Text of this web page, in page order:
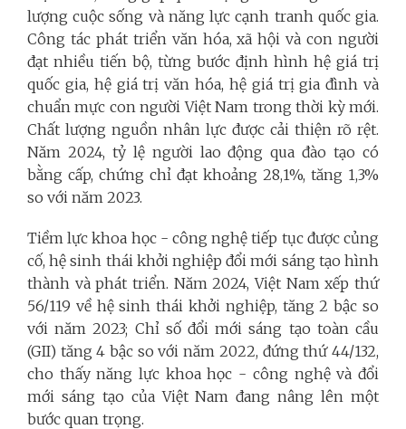
lượng cuộc sống và năng lực cạnh tranh quốc gia.
Công tác phát triển văn hóa, xã hội và con người
đạt nhiều tiến bộ, từng bước định hình hệ giá trị
quốc gia, hệ giá trị văn hóa, hệ giá trị gia đình và
chuẩn mực con người Việt Nam trong thời kỳ mới.
Chất lượng nguồn nhân lực được cải thiện rõ rệt.
Năm 2024, tỷ lệ người lao động qua đào tạo có
bằng cấp, chứng chỉ đạt khoảng 28,1%, tăng 1,3%
so với năm 2023.
Tiềm lực khoa học - công nghệ tiếp tục được củng
cố, hệ sinh thái khởi nghiệp đổi mới sáng tạo hình
thành và phát triển. Năm 2024, Việt Nam xếp thứ
56/119 về hệ sinh thái khởi nghiệp, tăng 2 bậc so
với năm 2023; Chỉ số đổi mới sáng tạo toàn cầu
(GII) tăng 4 bậc so với năm 2022, đứng thứ 44/132,
cho thấy năng lực khoa học - công nghệ và đổi
mới sáng tạo của Việt Nam đang nâng lên một
bước quan trọng.